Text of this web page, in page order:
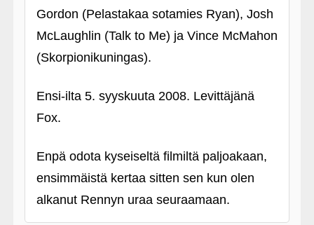
Gordon (Pelastakaa sotamies Ryan), Josh
McLaughlin (Talk to Me) ja Vince McMahon
(Skorpionikuningas).
Ensi-ilta 5. syyskuuta 2008. Levittäjänä
Fox.
Enpä odota kyseiseltä filmiltä paljoakaan,
ensimmäistä kertaa sitten sen kun olen
alkanut Rennyn uraa seuraamaan.